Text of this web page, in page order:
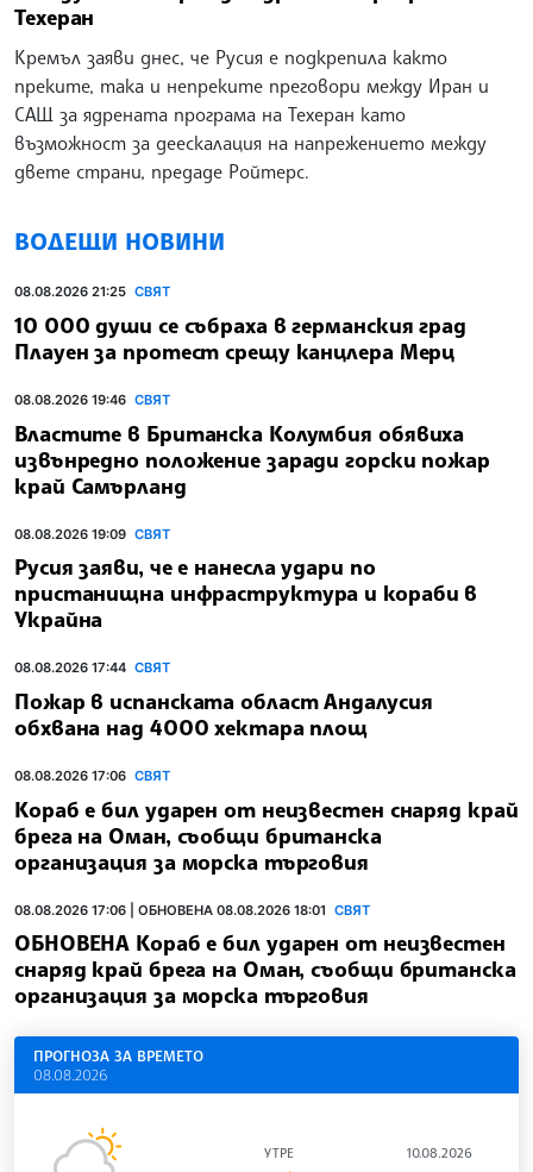
Техеран
Кремъл заяви днес, че Русия е подкрепила както
преките, така и непреките преговори между Иран и
САЩ за ядрената програма на Техеран като
възможност за деескалация на напрежението между
двете страни, предаде Ройтерс.
ВОДЕЩИ НОВИНИ
08.08.2026 21:25 СВЯТ
10 000 души се събраха в германския град
Плауен за протест срещу канцлера Мерц
08.08.2026 19:46 СВЯТ
Властите в Британска Колумбия обявиха
извънредно положение заради горски пожар
край Самърланд
08.08.2026 19:09 СВЯТ
Русия заяви, че е нанесла удари по
пристанищна инфраструктура и кораби в
Украйна
08.08.2026 17:44 СВЯТ
Пожар в испанската област Андалусия
обхвана над 4000 хектара площ
08.08.2026 17:06 СВЯТ
Кораб е бил ударен от неизвестен снаряд край
брега на Оман, съобщи британска
организация за морска търговия
08.08.2026 17:06 | ОБНОВЕНА 08.08.2026 18:01 СВЯТ
ОБНОВЕНА Кораб е бил ударен от неизвестен
снаряд край брега на Оман, съобщи британска
организация за морска търговия
ПРОГНОЗА ЗА ВРЕМЕТО
08.08.2026
УТРЕ 10.08.2026